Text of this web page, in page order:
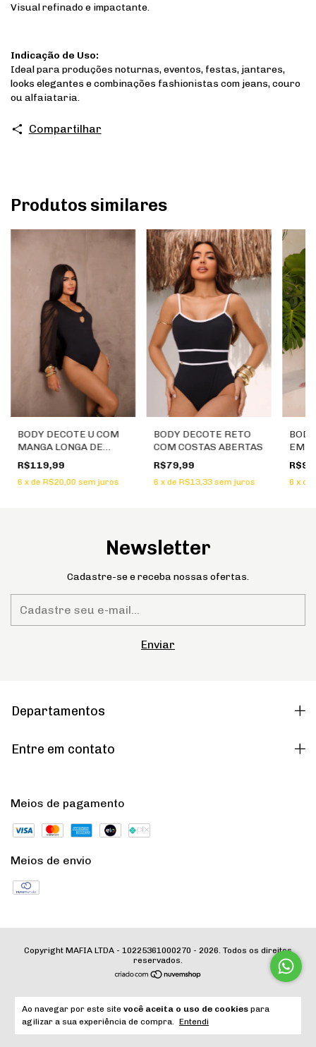
Ao navegar por este site você aceita o uso de cookies para
agilizar a sua experiência de compra. Entendi
Visual refinado e impactante.
Indicação de Uso:
Ideal para produções noturnas, eventos, festas, jantares,
looks elegantes e combinações fashionistas com jeans, couro
ou alfaiataria.
Compartilhar
Produtos similares
BODY DECOTE U COM
MANGA LONGA DE
TULE
R$119,99
6 x de R$20,00 sem juros
BODY DECOTE RETO
COM COSTAS ABERTAS
R$79,99
6 x de R$13,33 sem juros
EM
6 x de
Newsletter
Cadastre-se e receba nossas ofertas.
Departamentos
Entre em contato
Meios de pagamento
Meios de envio
Copyright MAFIA LTDA - 10225361000270 - 2026. Todos os direitos
reservados.